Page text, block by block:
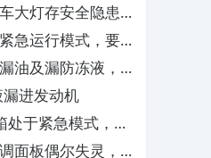
大灯存安全隐患，
急运行模式，要求
油及漏防冻液，
进发动机
处于紧急模式，导
面板偶尔失灵，售